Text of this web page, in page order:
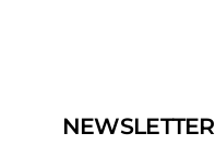
NEWSLETTER